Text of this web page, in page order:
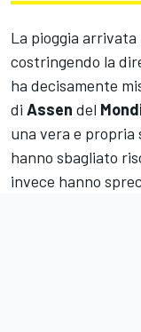
La pioggia
costringendo la
ha decisamente
di Assen del
una vera e
hanno sbagliato
invece hanno